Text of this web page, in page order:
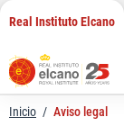
Saltar
contenido
Real Instituto Elcano
Inicio / Aviso legal